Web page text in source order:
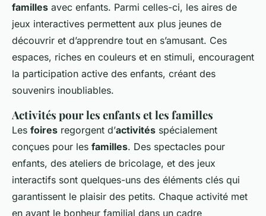
familles avec enfants. Parmi celles-ci, les aires de
jeux interactives permettent aux plus jeunes de
découvrir et d’apprendre tout en s’amusant. Ces
espaces, riches en couleurs et en stimuli, encouragent
la participation active des enfants, créant des
souvenirs inoubliables.
Activités pour les enfants et les familles
Les foires regorgent d’activités spécialement
conçues pour les familles. Des spectacles pour
enfants, des ateliers de bricolage, et des jeux
interactifs sont quelques-uns des éléments clés qui
garantissent le plaisir des petits. Chaque activité met
en avant le bonheur familial dans un cadre